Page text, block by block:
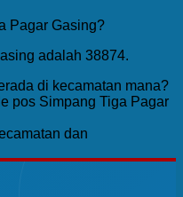
Pagar Gasing?
adalah 38874.
di kecamatan mana?
pos Simpang Tiga Pagar
dan